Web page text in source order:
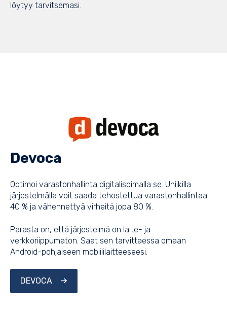
löytyy tarvitsemasi.
Devoca
Optimoi varastonhallinta digitalisoimalla se. Uniikilla
järjestelmällä voit saada tehostettua varastonhallintaa
40 % ja vähennettyä virheitä jopa 80 %.
Parasta on, että järjestelmä on laite- ja
verkkoriippumaton. Saat sen tarvittaessa omaan
Android-pohjaiseen mobiililaitteeseesi.
DEVOCA